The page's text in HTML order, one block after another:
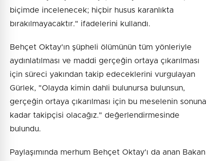
biçimde incelenecek; hiçbir husus karanlıkta
bırakılmayacaktır." ifadelerini kullandı.
Behçet Oktay'ın şüpheli ölümünün tüm yönleriyle
aydınlatılması ve maddi gerçeğin ortaya çıkarılması
için süreci yakından takip edeceklerini vurgulayan
Gürlek, "Olayda kimin dahli bulunursa bulunsun,
gerçeğin ortaya çıkarılması için bu meselenin sonuna
kadar takipçisi olacağız." değerlendirmesinde
bulundu.
Paylaşımında merhum Behçet Oktay'ı da anan Bakan